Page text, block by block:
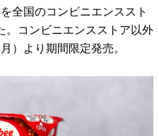
全国のコンビニエンススト
。コンビニエンスストア以外
）より期間限定発売。